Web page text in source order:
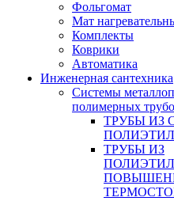
Фольгомат
Мат
Комплекты
Коврики
Автоматика
Инженерная сантехника
Системы
полимерных
ТРУБЫ ИЗ
ТРУБЫ ИЗ